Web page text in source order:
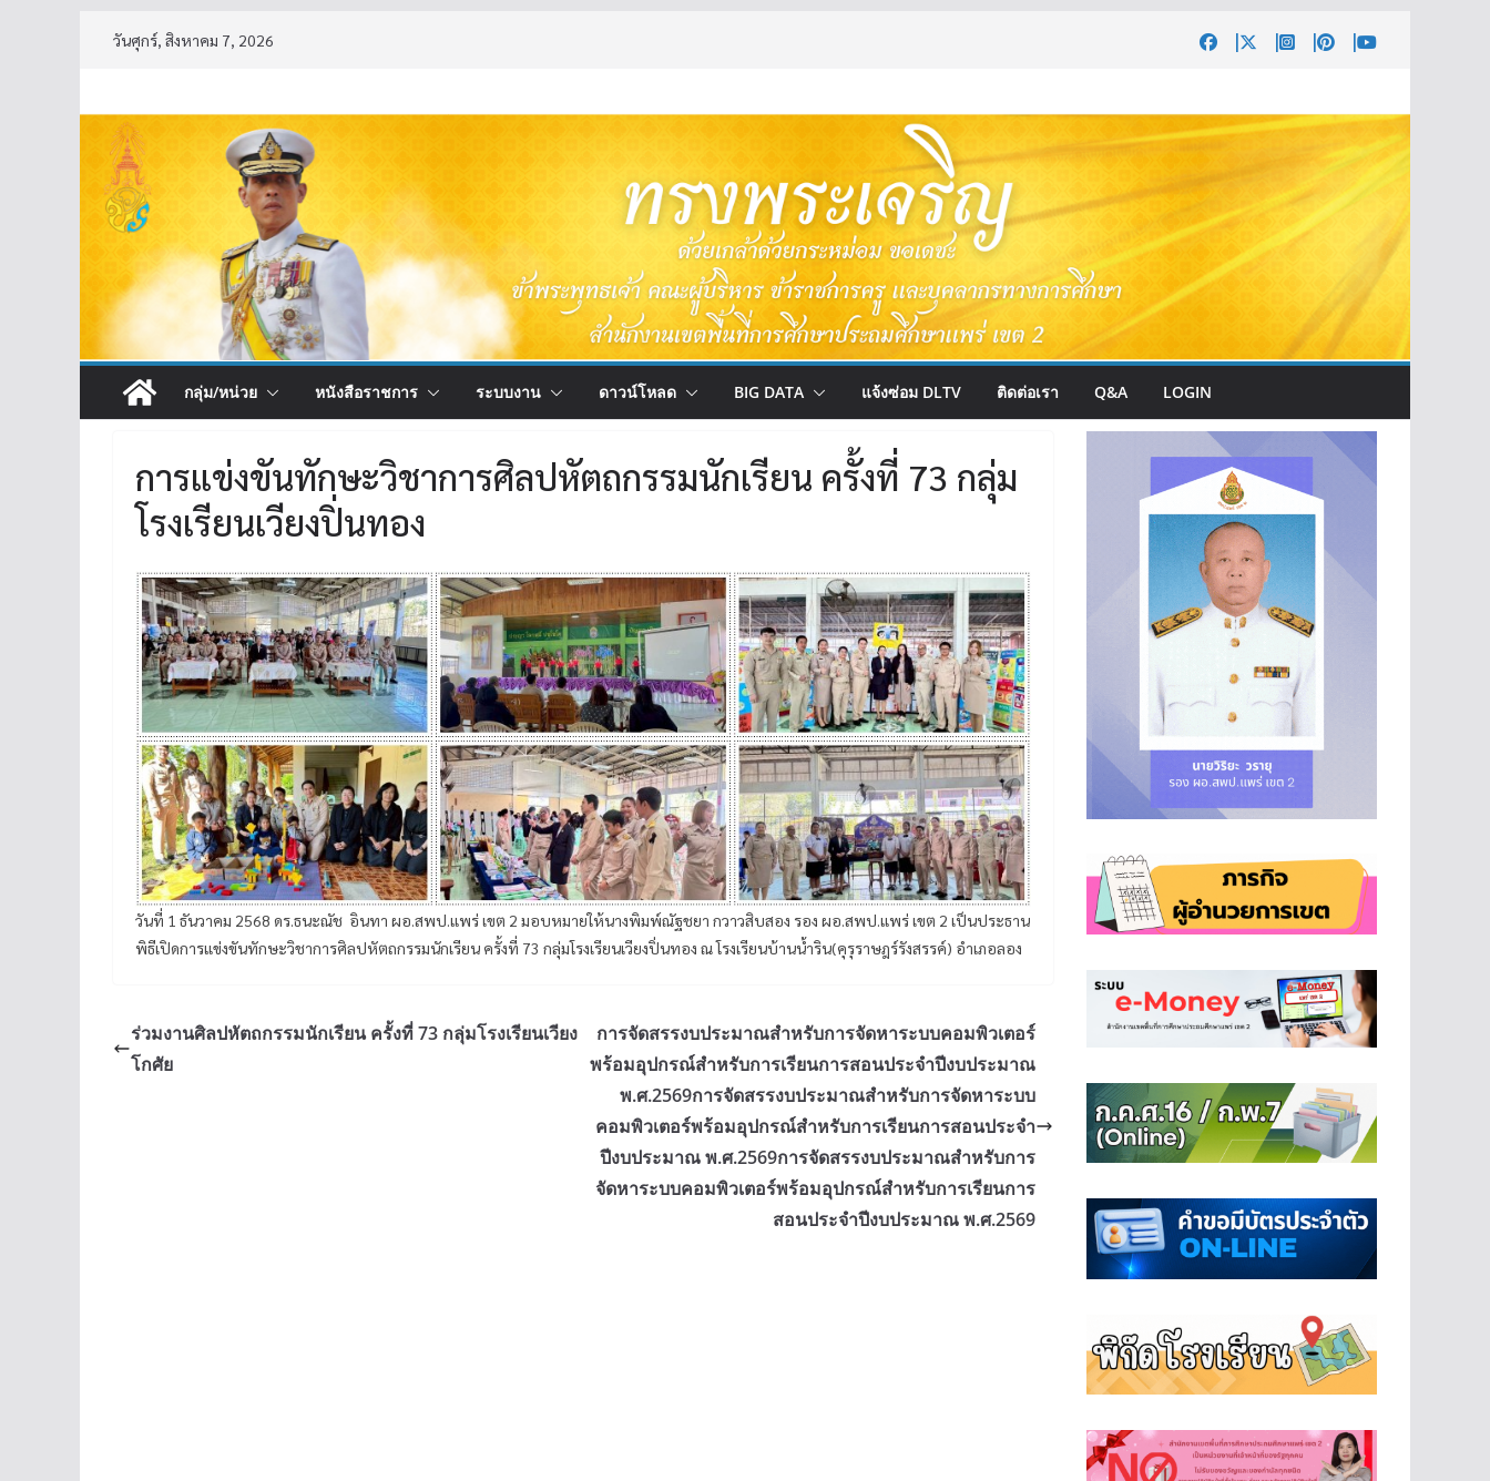
วันศุกร์, สิงหาคม 7, 2026
กลุ่ม/หน่วย หนังสือราชการ ระบบงาน ดาวน์โหลด BIG DATA แจ้งซ่อม DLTV ติดต่อเรา Q&A LOGIN
การแข่งขันทักษะวิชาการศิลปหัตถกรรมนักเรียน ครั้งที่ 73 กลุ่ม
โรงเรียนเวียงปิ่นทอง
วันที่ 1 ธันวาคม 2568 ดร.ธนะณัช อินทา ผอ.สพป.แพร่ เขต 2 มอบหมายให้นางพิมพ์ณัฐชยา กวาวสิบสอง รอง ผอ.สพป.แพร่ เขต 2 เป็นประธาน
พิธีเปิดการแข่งขันทักษะวิชาการศิลปหัตถกรรมนักเรียน ครั้งที่ 73 กลุ่มโรงเรียนเวียงปิ่นทอง ณ โรงเรียนบ้านน้ำริน(คุรุราษฎร์รังสรรค์) อำเภอลอง
ร่วมงานศิลปหัตถกรรมนักเรียน ครั้งที่ 73 กลุ่มโรงเรียนเวียง
โกศัย
การจัดสรรงบประมาณสำหรับการจัดหาระบบคอมพิวเตอร์
พร้อมอุปกรณ์สำหรับการเรียนการสอนประจำปีงบประมาณ
พ.ศ.2569การจัดสรรงบประมาณสำหรับการจัดหาระบบ
คอมพิวเตอร์พร้อมอุปกรณ์สำหรับการเรียนการสอนประจำ
ปีงบประมาณ พ.ศ.2569การจัดสรรงบประมาณสำหรับการ
จัดหาระบบคอมพิวเตอร์พร้อมอุปกรณ์สำหรับการเรียนการ
สอนประจำปีงบประมาณ พ.ศ.2569